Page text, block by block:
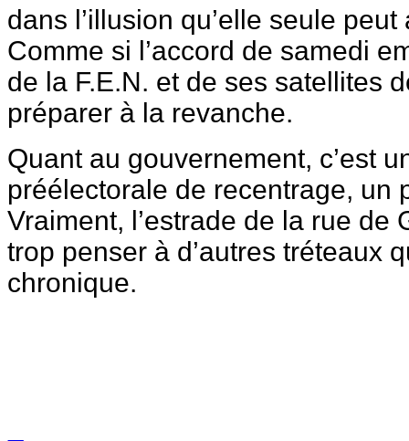
dans l’illusion qu’elle seule
Comme si l’accord de samedi
de la F.E.N. et de ses satellites
préparer à la revanche.
Quant au gouvernement, c’est
préélectorale de recentrage, un
Vraiment, l’estrade de la rue de
trop penser à d’autres tréteaux
chronique.